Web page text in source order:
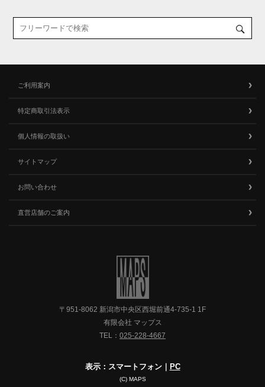
ご利用案内
特定商取引法表示
個人情報の取扱い
サイトマップ
お問い合わせ
直営店舗のご案内
〒951-8062 新潟市中央区西堀前通4-735-1 1F
有限会社 マップス
TEL： 025-228-4667
表示：スマートフォン｜ PC
(C) MAPS